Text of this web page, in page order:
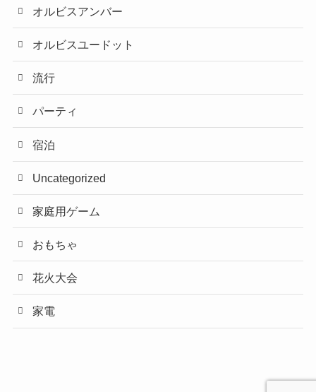
オルビスアンバー
オルビスユードット
流行
パーティ
宿泊
Uncategorized
家庭用ゲーム
おもちゃ
花火大会
家電